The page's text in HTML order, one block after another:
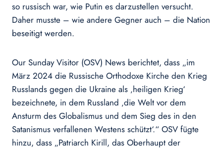
so russisch war, wie Putin es darzustellen versucht.
Daher musste – wie andere Gegner auch – die Nation
beseitigt werden.
Our Sunday Visitor (OSV) News berichtet, dass „im
März 2024 die Russische Orthodoxe Kirche den Krieg
Russlands gegen die Ukraine als ‚heiligen Krieg‘
bezeichnete, in dem Russland ‚die Welt vor dem
Ansturm des Globalismus und dem Sieg des in den
Satanismus verfallenen Westens schützt‘.“ OSV fügte
hinzu, dass „Patriarch Kirill, das Oberhaupt der